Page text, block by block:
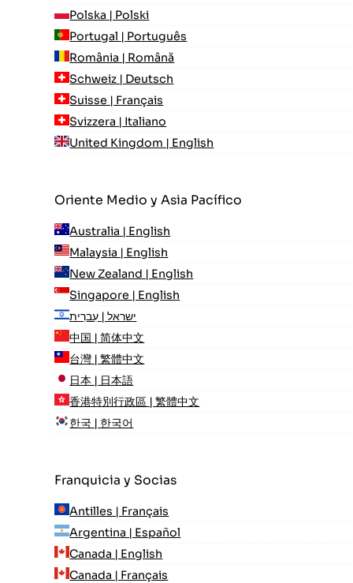
Polska | Polski
Portugal | Português
România | Română
Schweiz | Deutsch
Suisse | Français
Svizzera | Italiano
United Kingdom | English
Oriente Medio y Asia Pacífico
Australia | English
Malaysia | English
New Zealand | English
Singapore | English
ישראל | עִברִית
中国 | 简体中文
台灣 | 繁體中文
日本 | 日本語
香港特別行政區 | 繁體中文
한국 | 한국어
Franquicia y Socias
Antilles | Français
Argentina | Español
Canada | English
Canada | Français